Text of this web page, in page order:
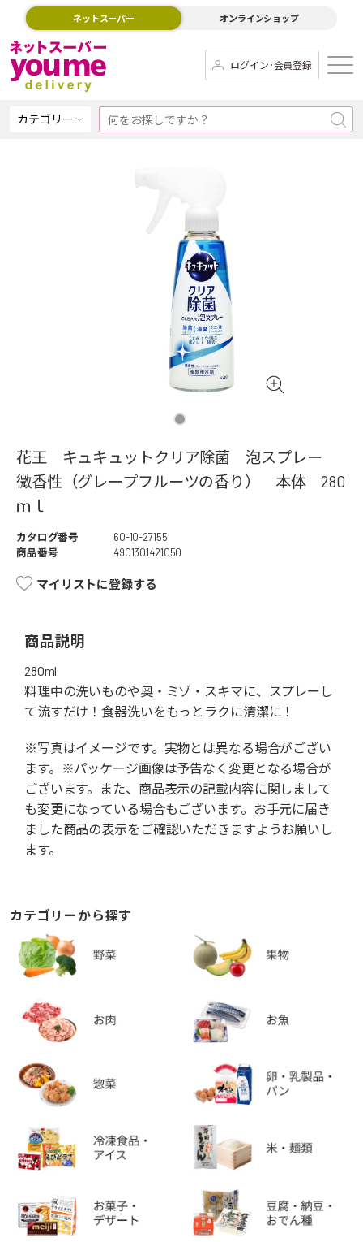
ネットスーパー オンラインショップ
ログイン･会員登録
カテゴリー
花王 キュキュットクリア除菌 泡スプレー
微香性（グレープフルーツの香り） 本体 280
ｍｌ
カタログ番号
60-10-27155
商品番号
4901301421050
マイリストに登録する
商品説明
280ml
料理中の洗いものや奥・ミゾ・スキマに、スプレーし
て流すだけ！食器洗いをもっとラクに清潔に！
※写真はイメージです。実物とは異なる場合がござい
ます。※パッケージ画像は予告なく変更となる場合が
ございます。また、商品表示の記載内容に関しまして
も変更になっている場合もございます。お手元に届き
ました商品の表示をご確認いただきますようお願いし
ます。
カテゴリーから探す